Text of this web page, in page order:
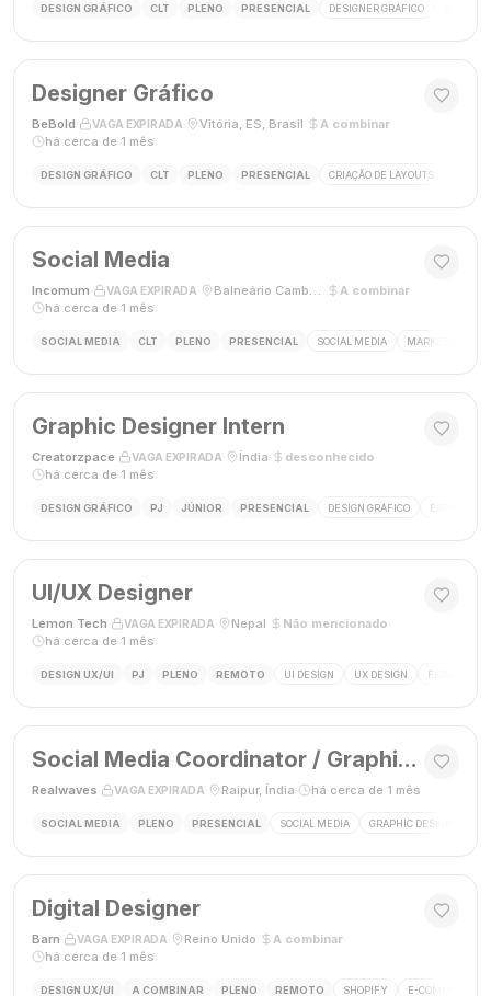
DESIGN GRÁFICO CLT PLENO PRESENCIAL DESIGNER GRÁFICO
Designer Gráfico
BeBold VAGA EXPIRADA Vitória, ES, Brasil A combinar·
há cerca de 1 mês
DESIGN GRÁFICO CLT PLENO PRESENCIAL CRIAÇÃO DE LAYOUTS
Social Media
Incomum VAGA EXPIRADA Balneário Camboriú, SC A combinar·
há cerca de 1 mês
SOCIAL MEDIA CLT PLENO PRESENCIAL SOCIAL MEDIA MARKETING
Graphic Designer Intern
Creatorzpace VAGA EXPIRADA Índia desconhecido
há cerca de 1 mês
DESIGN GRÁFICO PJ JÚNIOR PRESENCIAL DESIGN GRÁFICO ESTÁGIO
UI/UX Designer
Lemon Tech VAGA EXPIRADA Nepal Não mencionado
há cerca de 1 mês
DESIGN UX/UI PJ PLENO REMOTO UI DESIGN UX DESIGN FIGMA
Social Media Coordinator / Graphic Designer
Realwaves VAGA EXPIRADA Raipur, Índia há cerca de 1 mês
SOCIAL MEDIA PLENO PRESENCIAL SOCIAL MEDIA GRAPHIC DESIGN
Digital Designer
Barn VAGA EXPIRADA Reino Unido A combinar·
há cerca de 1 mês
DESIGN UX/UI A COMBINAR PLENO REMOTO SHOPIFY E-COMMERCE